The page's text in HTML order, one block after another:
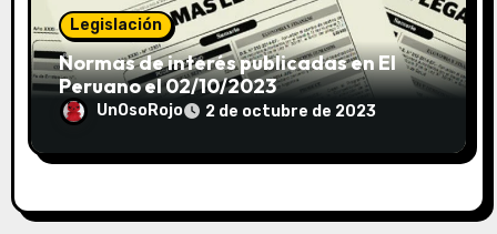
Legislación
Normas de interés publicadas en El
Peruano el 02/10/2023
UnOsoRojo 2 de octubre de 2023